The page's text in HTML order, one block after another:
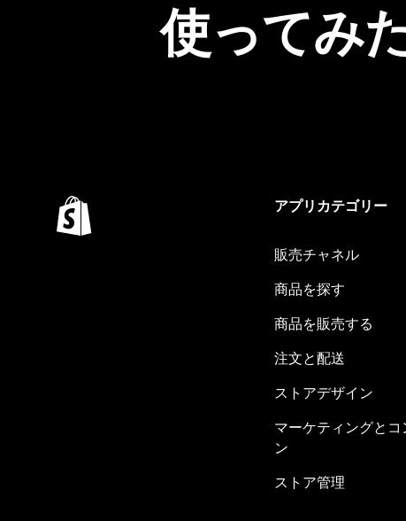
使ってみ
アプリカテゴリー
販売チャネル
商品を探す
商品を販売する
注文と配送
ストアデザイン
マーケティングとコ
ン
ストア管理